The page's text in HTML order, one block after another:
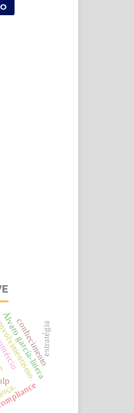
Álvaro garcía-linera
conhecimento
estratégia